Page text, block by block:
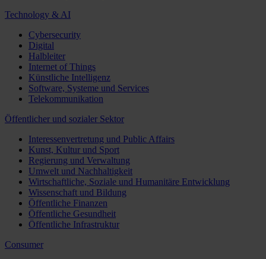
Technology & AI
Cybersecurity
Digital
Halbleiter
Internet of Things
Künstliche Intelligenz
Software, Systeme und Services
Telekommunikation
Öffentlicher und sozialer Sektor
Interessenvertretung und Public Affairs
Kunst, Kultur und Sport
Regierung und Verwaltung
Umwelt und Nachhaltigkeit
Wirtschaftliche, Soziale und Humanitäre Entwicklung
Wissenschaft und Bildung
Öffentliche Finanzen
Öffentliche Gesundheit
Öffentliche Infrastruktur
Consumer